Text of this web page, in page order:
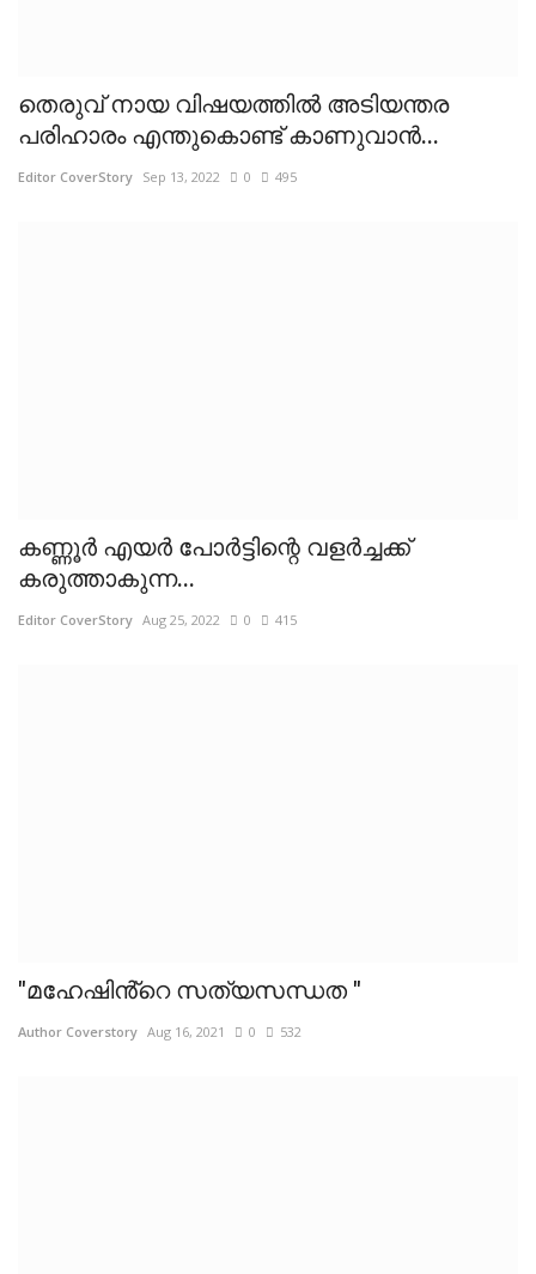
തെരുവ് നായ വിഷയത്തില്‍ അടിയന്തര
പരിഹാരം എന്തുകൊണ്ട് കാണുവാന്‍...
Editor CoverStory Sep 13, 2022 0 495
കണ്ണൂര്‍ എയര്‍ പോര്‍ട്ടിന്റെ വളര്‍ച്ചക്ക്
കരുത്താകുന്ന...
Editor CoverStory Aug 25, 2022 0 415
"മഹേഷിൻ്റെ സത്യസന്ധത "
Author Coverstory Aug 16, 2021 0 532